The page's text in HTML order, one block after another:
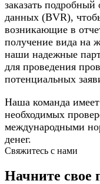
заказать
данных (BVR),
возникающие в
получение вида на
наши надежные
для проведения
потенциальных
Наша команда
необходимых
международными
денег.
Свяжитесь с нами
Начните свое